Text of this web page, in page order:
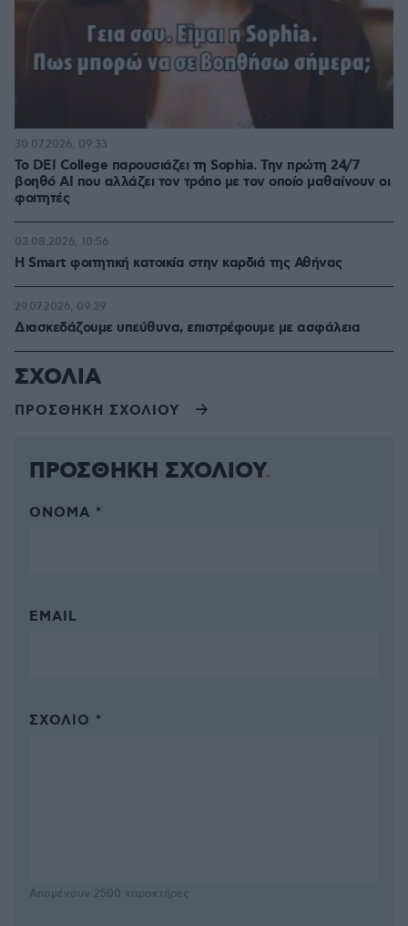
Το DEI College παρουσιάζει τη Sophia. Την πρώτη 24/7
βοηθό AI που αλλάζει τον τρόπο με τον οποίο μαθαίνουν οι
φοιτητές
30.07.2026, 09:33
Η Smart φοιτητική κατοικία στην καρδιά της Αθήνας
03.08.2026, 10:56
Διασκεδάζουμε υπεύθυνα, επιστρέφουμε με ασφάλεια
29.07.2026, 09:39
ΣΧΟΛΙΑ
ΠΡΟΣΘΗΚΗ ΣΧΟΛΙΟΥ
ΠΡΟΣΘΗΚΗ ΣΧΟΛΙΟΥ
ΌΝΟΜΑ *
EMAIL
ΣΧΌΛΙΟ *
Απομένουν 2500 χαρακτήρες